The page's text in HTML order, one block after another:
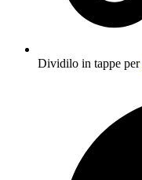
Dividilo in tappe per